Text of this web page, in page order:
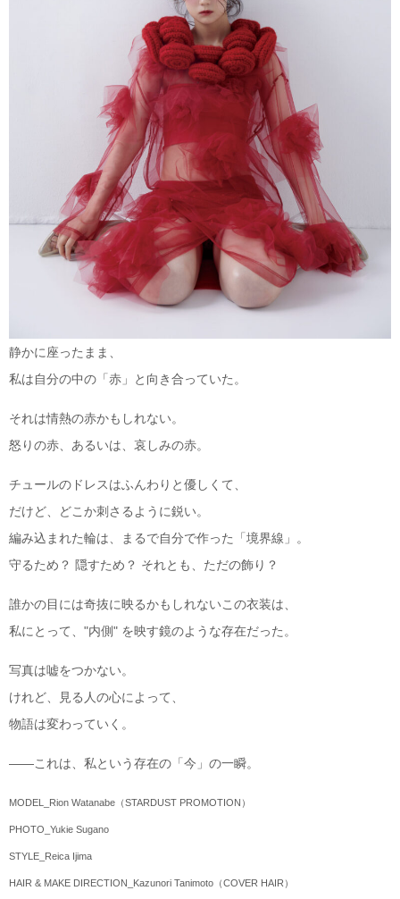
静かに座ったまま、
私は自分の中の「赤」と向き合っていた。
それは情熱の赤かもしれない。
怒りの赤、あるいは、哀しみの赤。
チュールのドレスはふんわりと優しくて、
だけど、どこか刺さるように鋭い。
編み込まれた輪は、まるで自分で作った「境界線」。
守るため？ 隠すため？ それとも、ただの飾り？
誰かの目には奇抜に映るかもしれないこの衣装は、
私にとって、"内側" を映す鏡のような存在だった。
写真は嘘をつかない。
けれど、見る人の心によって、
物語は変わっていく。
——これは、私という存在の「今」の一瞬。
MODEL_Rion Watanabe（STARDUST PROMOTION）
PHOTO_Yukie Sugano
STYLE_Reica Ijima
HAIR & MAKE DIRECTION_Kazunori Tanimoto（COVER HAIR）